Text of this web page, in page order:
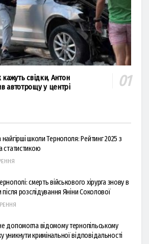
свідки, Антон
автотрощу у центрі
школи Тернополя: Рейтинг 2025 з
статистикою
смерть військового хірурга знову в
після розслідування Яніни Соколової
допомогла відомому тернопільському
уникнути кримінальної відповідальності